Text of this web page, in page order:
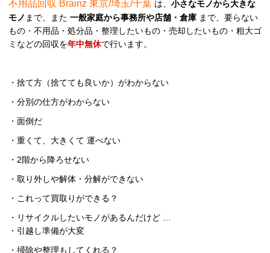
不用品回収 Brainz 東京/埼玉/千葉 は、 小さなモノから大きな
モノ まで、また 一般家庭から事務所や店舗・倉庫 まで、要らない
もの・不用品・処分品・整理したいもの・売却したいもの・粗大ゴ
ミなどの回収を年中無休で行います。
・捨て方（捨てても良いか）がわからない
・分別の仕方がわからない
・面倒だ
・重くて、大きくて 運べない
・2階から降ろせない
・取り外しや解体・分解ができない
・これって買取りができる？
・リサイクルしたいモノがあるんだけど …
・引越し準備が大変
・掃除や整理もしてくれる？